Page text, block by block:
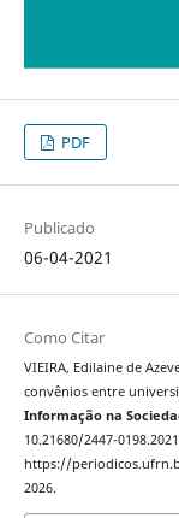
PDF
Publicado
06-04-2021
Como Citar
VIEIRA, Edilaine de
convênios entre
Informação na
10.21680/2447-
https://
2026.